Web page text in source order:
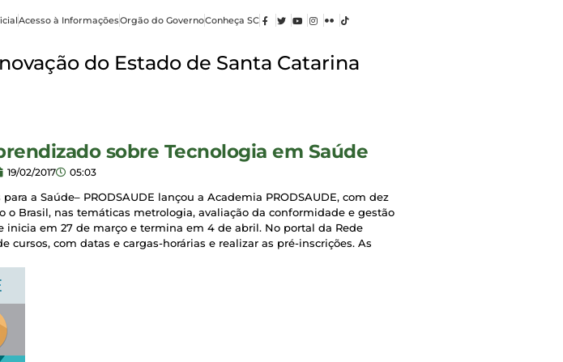
Acesso à InformaçõesOrgão do GovernoConheça SC
do Estado de Santa Catarina
sobre Tecnologia em Saúde
19/02/2017 05:03
a Saúde– PRODSAUDE lançou a Academia PRODSAUDE, com dez
Brasil, nas temáticas metrologia, avaliação da conformidade e gestão
em 27 de março e termina em 4 de abril. No portal da Rede
com datas e cargas-horárias e realizar as pré-inscrições. As